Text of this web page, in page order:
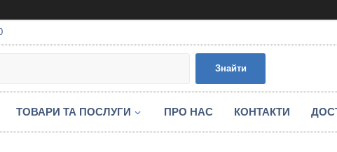
Знайти
ТОВАРИ ТА ПОСЛУГИ ПРО НАС КОНТАКТИ